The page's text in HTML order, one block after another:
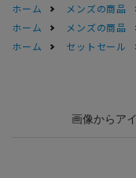
ホーム
メンズの商品
ホーム
メンズの商品
ホーム
セットセール